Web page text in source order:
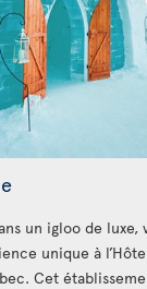
un igloo de luxe,
unique à
Cet